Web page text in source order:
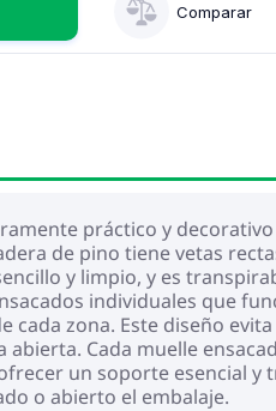
Comparar
práctico y
de pino tiene vetas
y limpio, y es
individuales que
zona. Este diseño
Cada muelle
un soporte esencial y
o abierto el embalaje.